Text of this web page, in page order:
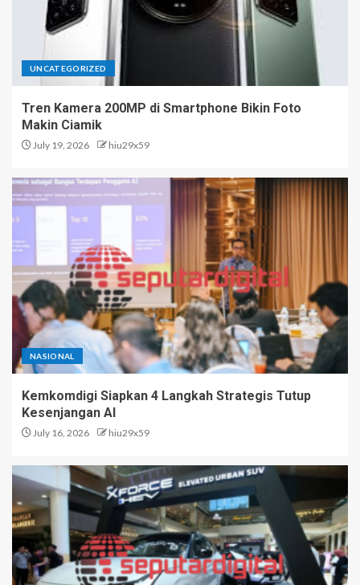
UNCATEGORIZED
Tren Kamera 200MP di Smartphone Bikin Foto
Makin Ciamik
July 19, 2026 hiu29x59
NASIONAL
Kemkomdigi Siapkan 4 Langkah Strategis Tutup
Kesenjangan AI
July 16, 2026 hiu29x59